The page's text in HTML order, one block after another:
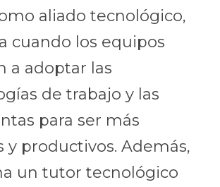
aliado tecnológico,
cuando los equipos
a adoptar las
de trabajo y las
para ser más
y productivos. Además,
un tutor tecnológico